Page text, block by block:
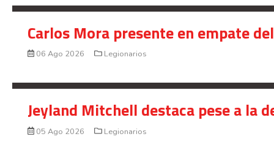
Carlos Mora presente en empate
06 Ago 2026 Legionarios
Jeyland Mitchell destaca pese a la
05 Ago 2026 Legionarios